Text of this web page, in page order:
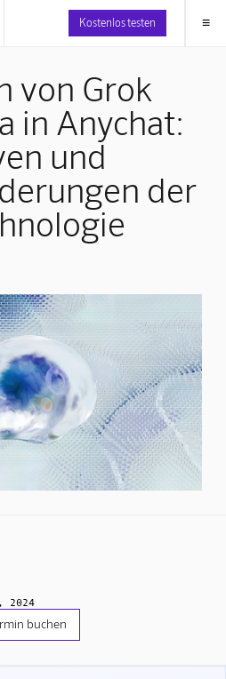
Kostenlos testen ≡
von Grok
in Anychat:
und
der
2024
buchen